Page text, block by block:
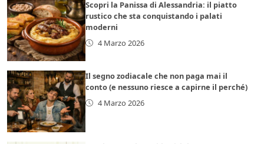
Scopri la Panissa di Alessandria: il piatto
rustico che sta conquistando i palati
moderni
4 Marzo 2026
Il segno zodiacale che non paga mai il
conto (e nessuno riesce a capirne il perché)
4 Marzo 2026